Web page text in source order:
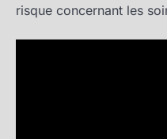
risque concernant les